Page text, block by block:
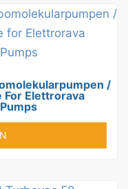
/
For Elettrorava